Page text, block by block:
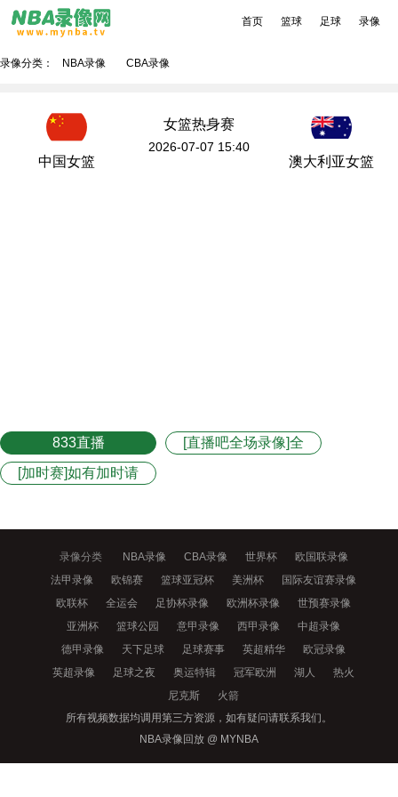
首页 篮球 足球 录像
录像分类： NBA录像 CBA录像
中国女篮
女篮热身赛
2026-07-07 15:40
澳大利亚女篮
833直播
[直播吧全场录像]全
[加时赛]如有加时请
录像分类 NBA录像 CBA录像 世界杯
欧国联录像
法甲录像
欧锦赛 篮球亚冠杯 美洲杯
国际友谊赛录像
欧联杯
全运会 足协杯录像 欧洲杯录像
世预赛录像
亚洲杯
篮球公园 意甲录像 西甲录像
中超录像
德甲录像
天下足球 足球赛事 英超精华
欧冠录像
英超录像
足球之夜 奥运特辑 冠军欧洲 湖人
热火
尼克斯
火箭
所有视频数据均调用第三方资源，如有疑问请联系我们。
NBA录像回放 @ MYNBA